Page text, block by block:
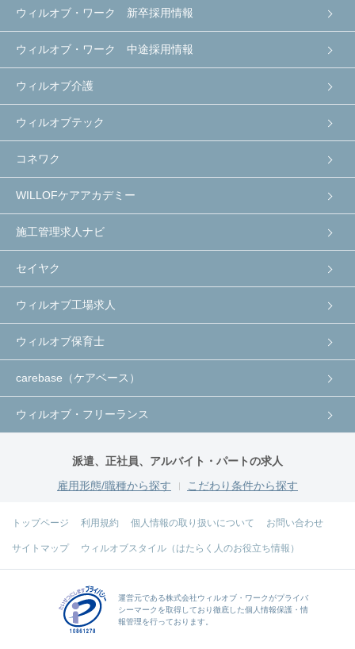
ウィルオブ・ワーク 新卒採用情報
ウィルオブ・ワーク 中途採用情報
ウィルオブ介護
ウィルオブテック
コネワク
WILLOFケアアカデミー
施工管理求人ナビ
セイヤク
ウィルオブ工場求人
ウィルオブ保育士
carebase（ケアベース）
ウィルオブ・フリーランス
派遣、正社員、アルバイト・パートの求人
雇用形態/職種から探す
こだわり条件から探す
トップページ 利用規約 個人情報の取り扱いについて お問い合わせ
サイトマップ ウィルオブスタイル（はたらく人のお役立ち情報）
運営元である株式会社ウィルオブ・ワークがプライバ
シーマークを取得しており徹底した個人情報保護・情
報管理を行っております。